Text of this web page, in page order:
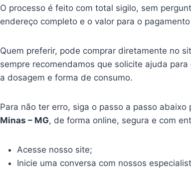
O processo é feito com total sigilo, sem
endereço completo e o valor para o
Quem preferir, pode comprar diretamente no
sempre recomendamos que solicite ajuda
a dosagem e forma de consumo.
Para não ter erro, siga o passo a passo abaixo
Minas – MG, de forma online, segura e com
Acesse nosso site;
Inicie uma conversa com nossos